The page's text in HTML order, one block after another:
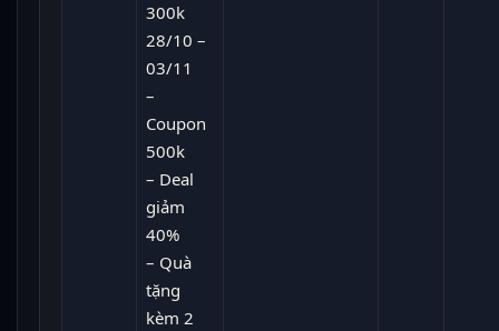
300k
28/10 –
03/11
–
Coupon
500k
– Deal
giảm
40%
– Quà
tặng
kèm 2